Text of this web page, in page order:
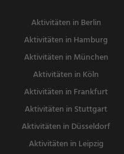
Aktivitäten in Berlin
Aktivitäten in Hamburg
Aktivitäten in München
Aktivitäten in Köln
Aktivitäten in Frankfurt
Aktivitäten in Stuttgart
Aktivitäten in Düsseldorf
Aktivitäten in Leipzig